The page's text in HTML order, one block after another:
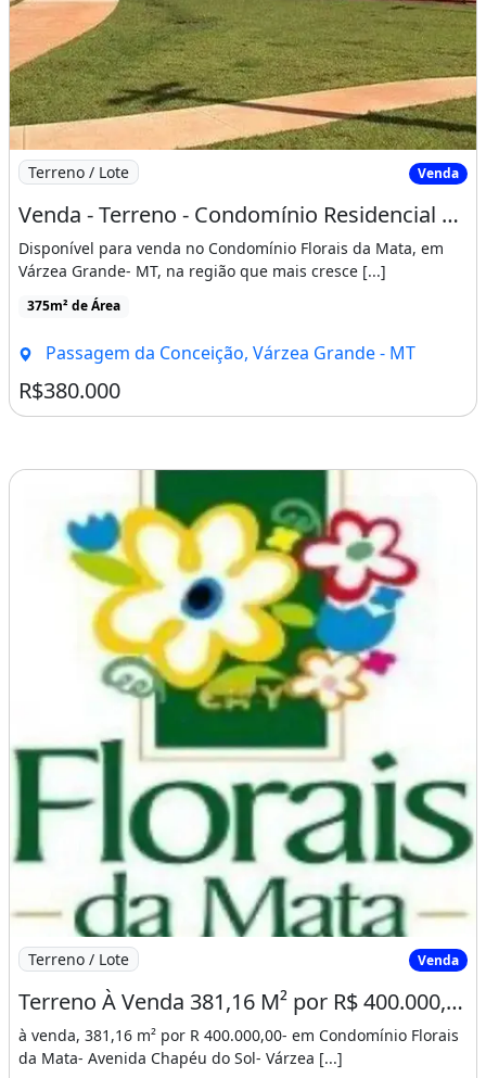
Imagem: Venda - Terreno - Condomínio Residencial
Terreno / Lote Venda
Venda - Terreno - Condomínio Residencial Florais da Mata - Várzea Grande/Mt
Disponível para venda no Condomínio Florais da Mata, em
Várzea Grande- MT, na região que mais cresce [...]
375m² de Área
Passagem da Conceição, Várzea Grande - MT
R$380.000
Imagem: Terreno À Venda 381,16 M² por R$ 400.000,00
Terreno / Lote Venda
Terreno À Venda 381,16 M² por R$ 400.000,00 - em Condomínio Florais da Mata - Avenida
à venda, 381,16 m² por R 400.000,00- em Condomínio Florais
da Mata- Avenida Chapéu do Sol- Várzea [...]